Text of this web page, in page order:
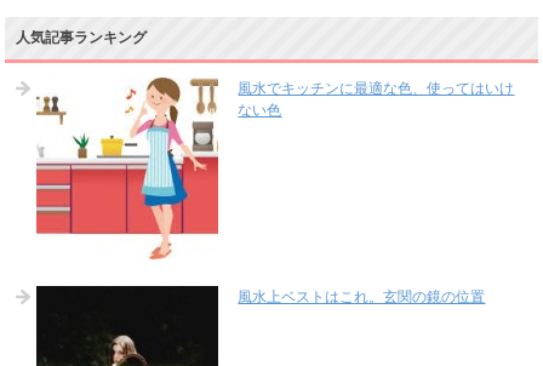
人気記事ランキング
風水でキッチンに最適な色、使ってはいけ
ない色
風水上ベストはこれ。玄関の鏡の位置